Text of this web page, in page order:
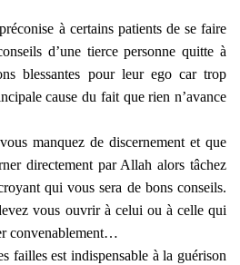
à certains patients de se faire
d’une tierce personne quitte à
blessantes pour leur ego car trop
cause du fait que rien n’avance
manquez de discernement et que
directement par Allah alors tâchez
qui vous sera de bons conseils.
vous ouvrir à celui ou à celle qui
convenablement…
failles est indispensable à la guérison